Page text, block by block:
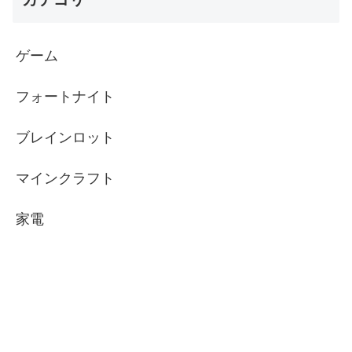
ゲーム
フォートナイト
ブレインロット
マインクラフト
家電